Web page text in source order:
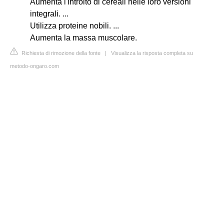
Aumenta l'introito di cereali nelle loro versioni
integrali. ...
Utilizza proteine nobili. ...
Aumenta la massa muscolare.
Richiesta di rimozione della fonte | Visualizza la risposta completa su
metodo-ongaro.com